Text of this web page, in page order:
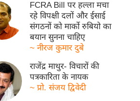
FCRA Bill पर हल्ला मचा
रहे विपक्षी दलों और ईसाई
संगठनों को मार्को रुबियो का
बयान सुनना चाहिए
~ नीरज कुमार दुबे
राजेंद्र माथुर- विचारों की
पत्रकारिता के नायक
~ प्रो. संजय द्विवेदी